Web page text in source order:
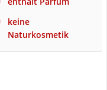
keine
Naturkosmetik